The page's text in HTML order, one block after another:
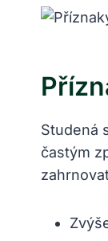
Studená
častým